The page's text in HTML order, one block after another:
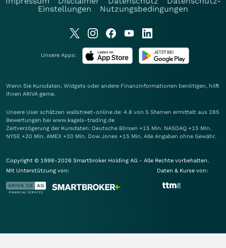
Einstellungen
Nutzungsbedingungen
Unsere Apps:
Wenn Sie Kursdaten, Widgets oder andere Finanzinformationen benötigen, hilft
Ihnen ARIVA gerne.
Unsere User schätzen wallstreet-online.de: 4.8 von 5 Sternen ermittelt aus 285
Bewertungen bei www.kagels-trading.de
Zeitverzögerung der Kursdaten: Deutsche Börsen +15 Min. NASDAQ +15 Min.
NYSE +20 Min. AMEX +20 Min. Dow Jones +15 Min. Alle Angaben ohne Gewähr.
Copyright © 1998-2026 Smartbroker Holding AG - Alle Rechte vorbehalten.
Mit Unterstützung von:
Daten & Kurse von: